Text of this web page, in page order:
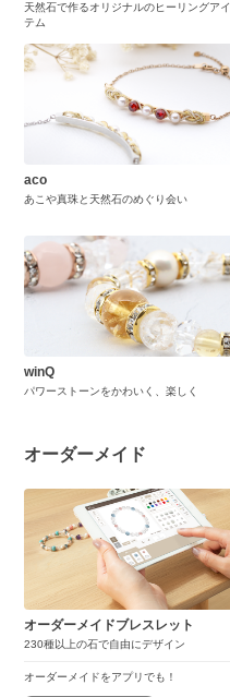
天然石で作るオリジナルのヒーリングアイ
テム
aco
あこや真珠と天然石のめぐり会い
winQ
パワーストーンをかわいく、楽しく
オーダーメイド
オーダーメイドブレスレット
230種以上の石で自由にデザイン
オーダーメイドをアプリでも！